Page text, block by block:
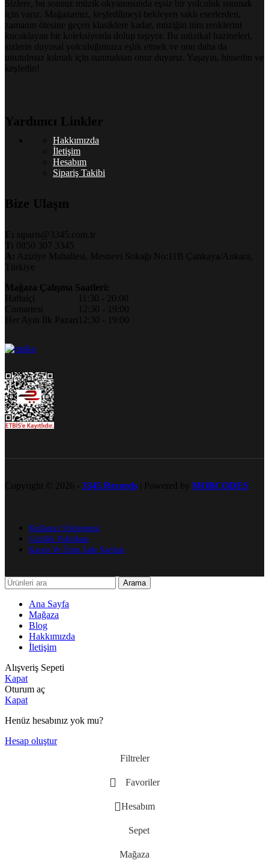
Sizlere, bu sonsuz müzik okyanusunda eşsiz bir yolculuk sunmak
için varız. Mağazamız, keşfedilmeyi bekleyen saklı eserlerden,
zamanın ötesine geçen klasiklere kadar, müziğin tüm renklerini
kucaklayan bir koleksiyonla dolup taşıyor. Bu müzikal hazineleri,
sizlerin duyusal yolculuğunuza eşlik etmek ve onu daha da
unutulmaz kılmak için sunmaktan onur duyarız. Yaşayın, hissedin ve
keşfedin!
Yardımcı Linkler
Hakkımızda
İletişim
Hesabım
Sipariş Takibi
Bize Ulaşın
E: siparis@3345.com.tr
T: 0850 307 3345
A: Aziziye Mahallesi, Mesnevi Sokağı No:11B Çankaya/Ankara,
Türkiye
Mağaza Çalışma Saatleri:
Haftaiçi
Cumartesi
Her Ayın İlk Pazarı
11:30 - 20:00
12:30 - 19:00
12:30 - 19:00
Copyright © 2026 - 3345 Records | Powered by MOBCODES
Kullanıcı Sözleşmesi
Gizlilik Politikası
Kargo Ve Ürün İade Şartları
Arama
Ana Sayfa
Mağaza
Blog
Hakkımızda
İletişim
Alışveriş Sepeti
Kapat
Oturum aç
Kapat
Henüz hesabınız yok mu?
Hesap oluştur
Filtreler
Favoriler
Hesabım
Sepet
Mağaza